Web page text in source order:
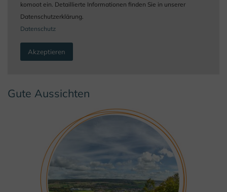
komoot ein. Detaillierte Informationen finden Sie in unserer
Datenschutzerklärung.
Datenschutz
Akzeptieren
Gute Aussichten